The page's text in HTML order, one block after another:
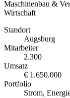
Maschinenbau &
Wirtschaft
Standort
Augsburg
Mitarbeiter
2.300
Umsatz
€ 1.650.000
Portfolio
Strom,